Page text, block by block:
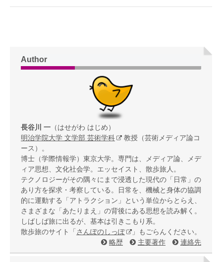
Author
長谷川 一 （はせがわ はじめ）
明治学院大学 文学部 芸術学科
教授（芸術メディア論コ
ース）。
博士（学際情報学）東京大学。専門は、メディア論、メデ
ィア思想、文化社会学。エッセイスト、散歩旅人。
テクノロジーがその隅々にまで浸透した現代の「日常」の
あり方を探求・考察している。日常を、機械と身体の協調
的に運動する「アトラクション」という単位からとらえ、
さまざまな「あたりまえ」の背後にある思想を読み解く。
しばしば旅に出るが、基本は引きこもり系。
散歩旅のサイト「 さんぽのしっぽ
」もごらんください。
略歴
主要著作 連絡先